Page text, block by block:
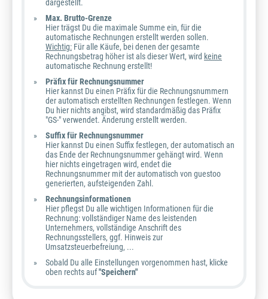
dargestellt.
Max. Brutto-Grenze
Hier trägst Du die maximale Summe ein, für die
automatische Rechnungen erstellt werden sollen.
Wichtig: Für alle Käufe, bei denen der gesamte
Rechnungsbetrag höher ist als dieser Wert, wird keine
automatische Rechnung erstellt!
Präfix für Rechnungsnummer
Hier kannst Du einen Präfix für die Rechnungsnummern
der automatisch erstellten Rechnungen festlegen. Wenn
Du hier nichts angibst, wird standardmäßig das Präfix
"GS-" verwendet. Änderung erstellt werden.
Suffix für Rechnungsnummer
Hier kannst Du einen Suffix festlegen, der automatisch an
das Ende der Rechnungsnummer gehängt wird. Wenn
hier nichts eingetragen wird, endet die
Rechnungsnummer mit der automatisch von guestoo
generierten, aufsteigenden Zahl.
Rechnungsinformationen
Hier pflegst Du alle wichtigen Informationen für die
Rechnung: vollständiger Name des leistenden
Unternehmers, vollständige Anschrift des
Rechnungsstellers, ggf. Hinweis zur
Umsatzsteuerbefreiung, ...
Sobald Du alle Einstellungen vorgenommen hast, klicke
oben rechts auf"Speichern"